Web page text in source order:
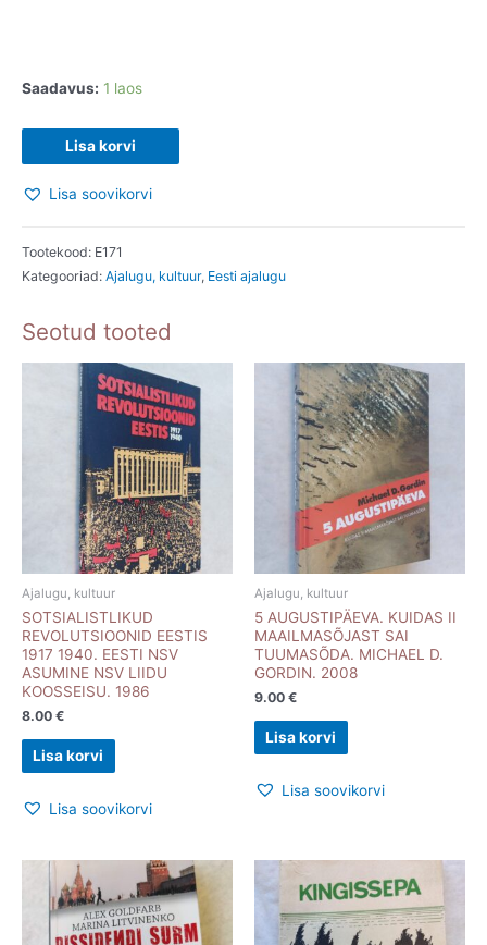
Saadavus: 1 laos
Eesti
eriüksuse
2021
kogus
Lisa korvi
Lisa soovikorvi
Tootekood: E171
Kategooriad: Ajalugu, kultuur, Eesti ajalugu
Seotud tooted
Ajalugu, kultuur
SOTSIALISTLIKUD
REVOLUTSIOONID EESTIS
1917 1940. EESTI NSV
ASUMINE NSV LIIDU
KOOSSEISU. 1986
8.00 €
Lisa korvi
Lisa soovikorvi
Ajalugu, kultuur
5 AUGUSTIPÄEVA. KUIDAS II
MAAILMASÕJAST SAI
TUUMASÕDA. MICHAEL D.
GORDIN. 2008
9.00 €
Lisa korvi
Lisa soovikorvi